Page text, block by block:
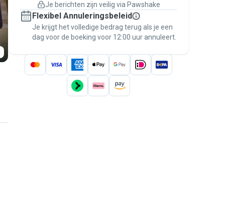
Regel alles via Pawshake — van eerste
bericht tot betaling — en geniet van de
Pawshake Garantie.
Je berichten zijn veilig via Pawshake
Flexibel Annuleringsbeleid
Je krijgt het volledige bedrag terug als je een
dag voor de boeking voor 12:00 uur annuleert.